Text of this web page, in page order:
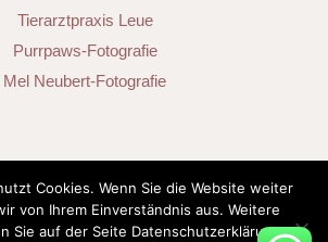
Tierarztpraxis Leue
Purrpaws-Fotografie
Mel Neubert-Fotografie
SOCIAL MEDIA
Cookies. Wenn Sie die Website weiter
von Ihrem Einverständnis aus. Weitere
Sie auf der Seite Datenschutzerklärung.